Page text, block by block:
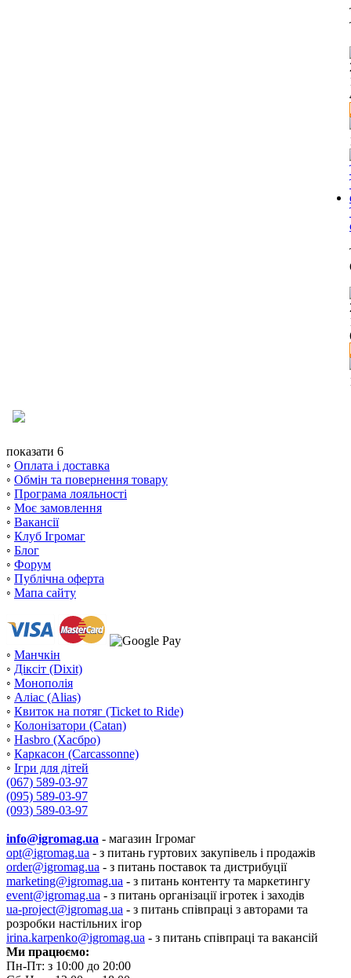
показати 6
◦ Оплата і доставка
◦ Обмін та повернення товару
◦ Програма лояльності
◦ Моє замовлення
◦ Вакансії
◦ Клуб Ігромаг
◦ Блог
◦ Форум
◦ Публічна оферта
◦ Мапа сайту
◦ Манчкін
◦ Діксіт (Dixit)
◦ Монополія
◦ Аліас (Alias)
◦ Квиток на потяг (Ticket to Ride)
◦ Колонізатори (Catan)
◦ Hasbro (Хасбро)
◦ Каркасон (Carcassonne)
◦ Ігри для дітей
(067) 589-03-97
(095) 589-03-97
(093) 589-03-97
info@igromag.ua - магазин Ігромаг
opt@igromag.ua - з питань гуртових закупівель і продажів
order@igromag.ua - з питань поставок та дистрибуції
marketing@igromag.ua - з питань контенту та маркетингу
event@igromag.ua - з питань організації ігротек і заходів
ua-project@igromag.ua - з питань співпраці з авторами та
розробки настільних ігор
irina.karpenko@igromag.ua - з питань співпраці та вакансій
Ми працюємо:
Пн-Пт: з 10:00 до 20:00